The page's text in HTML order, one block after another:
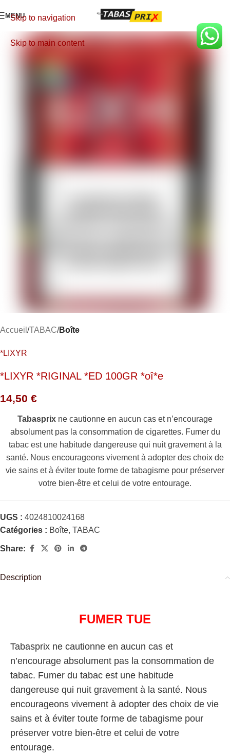
Skip to navigation
Skip to main content
MENU
Accueil TABAC Boîte
*LIXYR
*LIXYR *RIGINAL *ED 100GR *oî*e
14,50 €
Tabasprix ne cautionne en aucun cas et n’encourage
absolument pas la consommation de cigarettes. Fumer du
tabac est une habitude dangereuse qui nuit gravement à la
santé. Nous encourageons vivement à adopter des choix de
vie sains et à éviter toute forme de tabagisme pour préserver
votre bien-être et celui de votre entourage.
UGS : 4024810024168
Catégories : Boîte, TABAC
Share:
Description
FUMER TUE
Tabasprix ne cautionne en aucun cas et
n’encourage absolument pas la consommation de
tabac. Fumer du tabac est une habitude
dangereuse qui nuit gravement à la santé. Nous
encourageons vivement à adopter des choix de vie
sains et à éviter toute forme de tabagisme pour
préserver votre bien-être et celui de votre
entourage.